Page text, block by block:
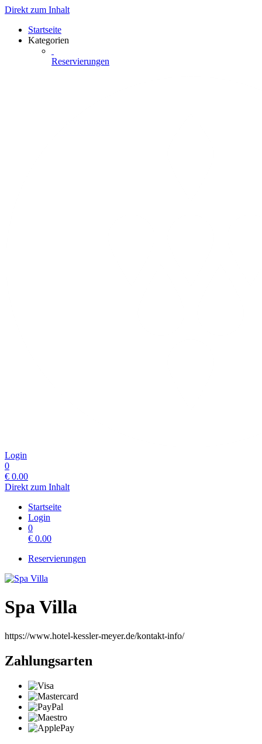
Direkt zum Inhalt
Startseite
Kategorien
Reservierungen
Login
0
€ 0.00
Direkt zum Inhalt
Startseite
Login
0
€ 0.00
Reservierungen
Spa Villa
https://www.hotel-kessler-meyer.de/kontakt-info/
Zahlungsarten